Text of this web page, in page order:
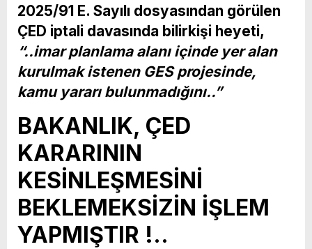
2025/91 E. Sayılı dosyasından görülen
ÇED iptali davasında bilirkişi heyeti,
“..imar planlama alanı içinde yer alan
kurulmak istenen GES projesinde,
kamu yararı bulunmadığını..”
BAKANLIK, ÇED
KARARININ
KESİNLEŞMESİNİ
BEKLEMEKSİZİN İŞLEM
YAPMIŞTIR !..